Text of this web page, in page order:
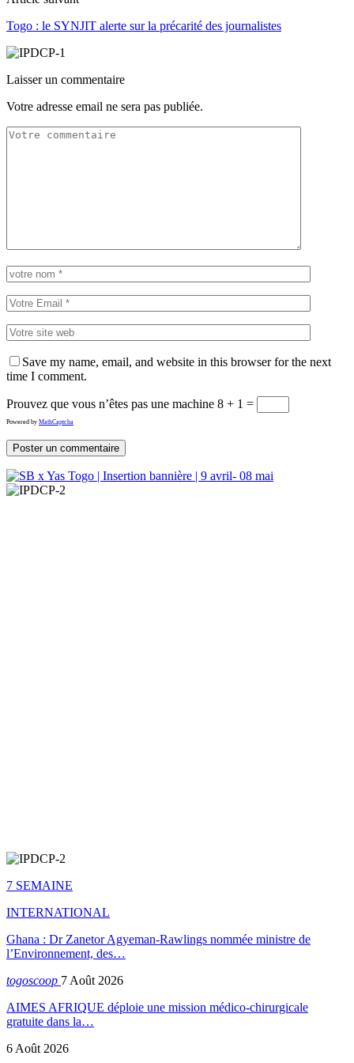
Togo : le SYNJIT alerte sur la précarité des journalistes
Laisser un commentaire
Votre adresse email ne sera pas publiée.
Save my name, email, and website in this browser for the next
time I comment.
Prouvez que vous n’êtes pas une machine 8 + 1 =
Powered by MathCaptcha
7 SEMAINE
INTERNATIONAL
Ghana : Dr Zanetor Agyeman-Rawlings nommée ministre de
l’Environnement, des…
togoscoop 7 Août 2026
AIMES AFRIQUE déploie une mission médico-chirurgicale
gratuite dans la…
6 Août 2026